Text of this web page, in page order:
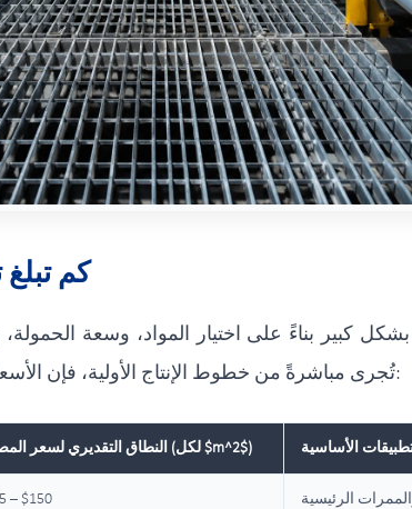
كم
كبير بناءً على اختيار المواد، وسعة الحمولة،
تُجرى مباشرةً من خطوط الإنتاج الأولية، فإن الأسعار السوقية الأساسية تنقسم إلى ثلاث فئات رئيسية:
النطاق التقديري لسعر المصنع (لكل $m^2$) الأساسية
– $150 الرئيسية